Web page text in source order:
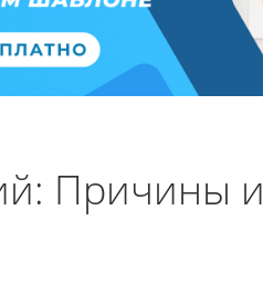
Причины и